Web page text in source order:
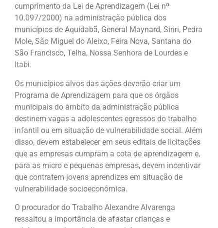
cumprimento da Lei de Aprendizagem (Lei nº
10.097/2000) na administração pública dos
municípios de Aquidabã, General Maynard, Siriri, Pedra
Mole, São Miguel do Aleixo, Feira Nova, Santana do
São Francisco, Telha, Nossa Senhora de Lourdes e
Itabi.
Os municípios alvos das ações deverão criar um
Programa de Aprendizagem para que os órgãos
municipais do âmbito da administração pública
destinem vagas a adolescentes egressos do trabalho
infantil ou em situação de vulnerabilidade social. Além
disso, devem estabelecer em seus editais de licitações
que as empresas cumpram a cota de aprendizagem e,
para as micro e pequenas empresas, devem incentivar
que contratem jovens aprendizes em situação de
vulnerabilidade socioeconômica.
O procurador do Trabalho Alexandre Alvarenga
ressaltou a importância de afastar crianças e